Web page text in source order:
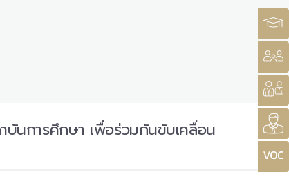
นการศึกษา เพื่อร่วมกันขับเคลื่อน